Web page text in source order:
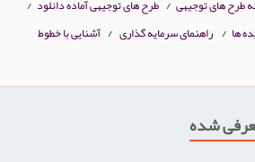
طرح های توجیهی / طرح های توجیهی آماده دانلود /
ها / راهنمای سرمایه گذاری / آشنایی با خطوط
شده